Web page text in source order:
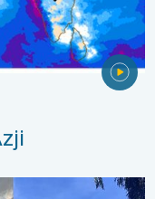
. . środa, 29